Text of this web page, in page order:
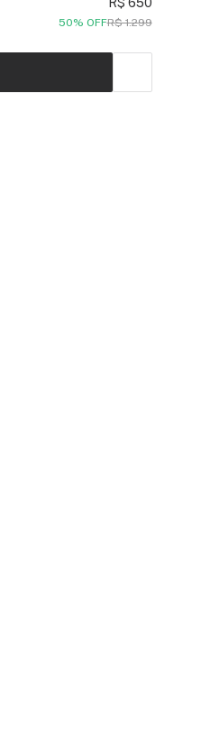
50% OFFR$ 1.299